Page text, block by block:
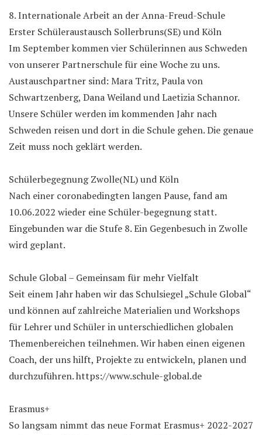
8. Internationale Arbeit an der Anna-Freud-Schule
Erster Schüleraustausch Sollerbruns(SE) und Köln
Im September kommen vier Schülerinnen aus Schweden
von unserer Partnerschule für eine Woche zu uns.
Austauschpartner sind: Mara Tritz, Paula von
Schwartzenberg, Dana Weiland und Laetizia Schannor.
Unsere Schüler werden im kommenden Jahr nach
Schweden reisen und dort in die Schule gehen. Die genaue
Zeit muss noch geklärt werden.
Schülerbegegnung Zwolle(NL) und Köln
Nach einer coronabedingten langen Pause, fand am
10.06.2022 wieder eine Schüler-begegnung statt.
Eingebunden war die Stufe 8. Ein Gegenbesuch in Zwolle
wird geplant.
Schule Global – Gemeinsam für mehr Vielfalt
Seit einem Jahr haben wir das Schulsiegel „Schule Global“
und können auf zahlreiche Materialien und Workshops
für Lehrer und Schüler in unterschiedlichen globalen
Themenbereichen teilnehmen. Wir haben einen eigenen
Coach, der uns hilft, Projekte zu entwickeln, planen und
durchzuführen. https://www.schule-global.de
Erasmus+
So langsam nimmt das neue Format Erasmus+ 2022-2027